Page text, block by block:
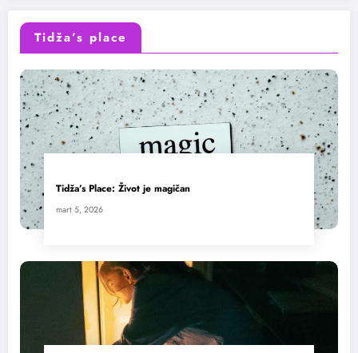
Tidža’s place
Tidža’s Place: Život je magičan
mart 5, 2026